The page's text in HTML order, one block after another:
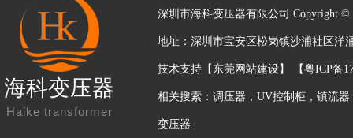
海科变压器
Haike transformer
深圳市海科变压器有限公司 Copyright ©
地址：深圳市宝安区松岗镇沙浦社区洋
技术支持【 东莞网站建设】 【粤ICP备
相关搜索： 调压器 ， UV控制柜 ， 镇流器
变压器